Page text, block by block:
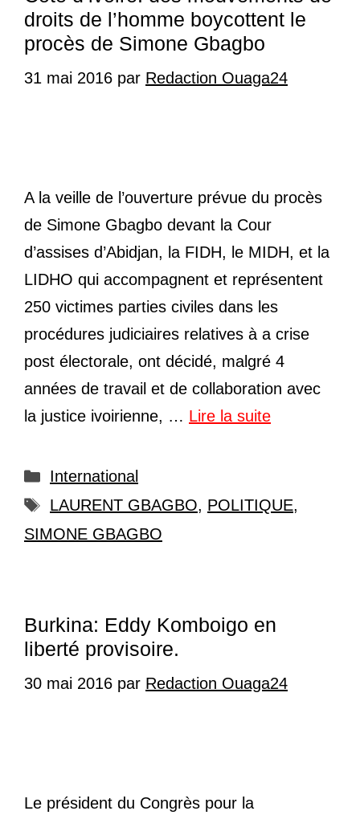
droits de l’homme boycottent le
procès de Simone Gbagbo
31 mai 2016 par Redaction Ouaga24
A la veille de l’ouverture prévue du procès
de Simone Gbagbo devant la Cour
d’assises d’Abidjan, la FIDH, le MIDH, et la
LIDHO qui accompagnent et représentent
250 victimes parties civiles dans les
procédures judiciaires relatives à a crise
post électorale, ont décidé, malgré 4
années de travail et de collaboration avec
la justice ivoirienne, … Lire la suite
Catégories
International
Étiquettes
LAURENT GBAGBO, POLITIQUE,
SIMONE GBAGBO
Burkina: Eddy Komboigo en
liberté provisoire.
30 mai 2016 par Redaction Ouaga24
Le président du Congrès pour la